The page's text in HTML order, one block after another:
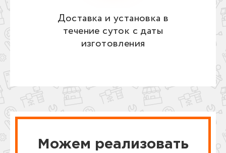
Доставка и установка в
течение суток с даты
изготовления
Можем реализовать